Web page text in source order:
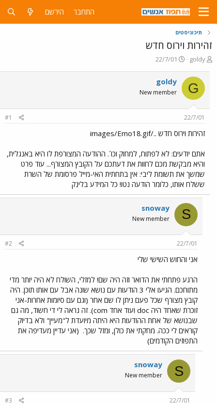
התחבר הירשם
תיכוניסטים
זהירות וירוס חדש
פ
ח
ה
ו
ש
goldy
פ
ס
ם
ת
י
22/7/01
G
goldy
New member
22/7/01
#1
זהירות וירוס חדש ../images/Emo18.gif
אתם יודעים: לא לפתוח, למחוק וכו´. ההודעה המצורפת לו היא באנגלית,
והיא מבקשת מכם לחוות את דעתכם על הקובץ המצורף... עוד פרט
שמשך את תשומת ליבי: אין בתחתית האי-מייל פרסומת של השרת
ששלח אותו, כלומר הודעה נטו! כל המידע בלינק
S
snoway
New member
22/7/01
#2
אני והחוש השישי שלי
הרגע פתחתי את הדואר וזה היה שם! למזלי, השולח לא היה יותר מדי
מתוחכם. הגיעו אלי 3 הודעות עם נושא שונה אבל עם אותו תוכן. היה
קובץ מצורף שכל פעם ניתן לו שם אחר (וגם עם סיומות אחרות-אני
זוכרת שאחד היה doc ועוד אחד com). זה נראה לי די חשוד, מה גם
שבנושא של אחת ההודעות היא היתה מיועדת ל"מעיין" ולא בדיוק
קוראים לי ככה. מחקתי את כולן, ומזל שכך. (אני עדיין מעדיפה את
התפוזים הקודמים)
S
snoway
New member
22/7/01
#3